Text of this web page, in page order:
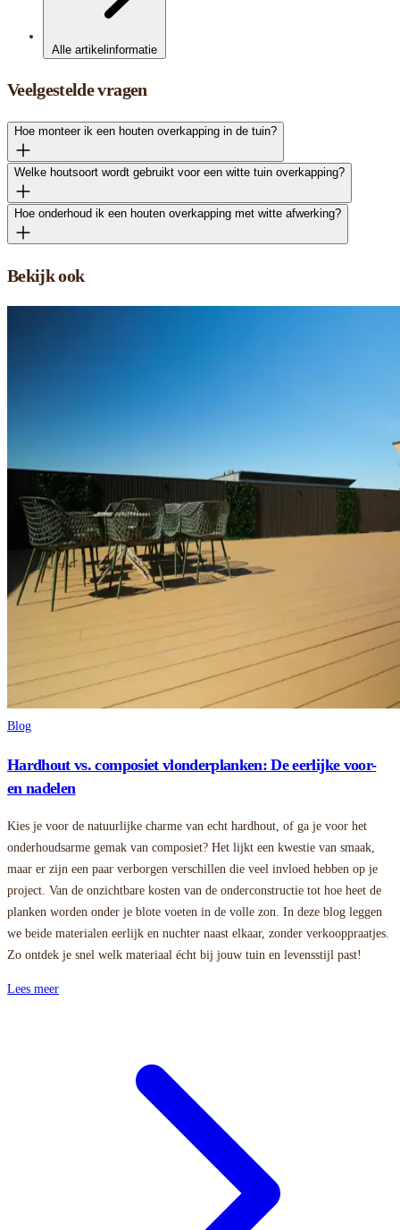
Alle artikelinformatie
Veelgestelde vragen
Hoe monteer ik een houten overkapping in de tuin?
Welke houtsoort wordt gebruikt voor een witte tuin overkapping?
Hoe onderhoud ik een houten overkapping met witte afwerking?
Bekijk ook
Blog
Hardhout vs. composiet vlonderplanken: De eerlijke voor-
en nadelen
Kies je voor de natuurlijke charme van echt hardhout, of ga je voor het
onderhoudsarme gemak van composiet? Het lijkt een kwestie van smaak,
maar er zijn een paar verborgen verschillen die veel invloed hebben op je
project. Van de onzichtbare kosten van de onderconstructie tot hoe heet de
planken worden onder je blote voeten in de volle zon. In deze blog leggen
we beide materialen eerlijk en nuchter naast elkaar, zonder verkooppraatjes.
Zo ontdek je snel welk materiaal écht bij jouw tuin en levensstijl past!
Lees meer